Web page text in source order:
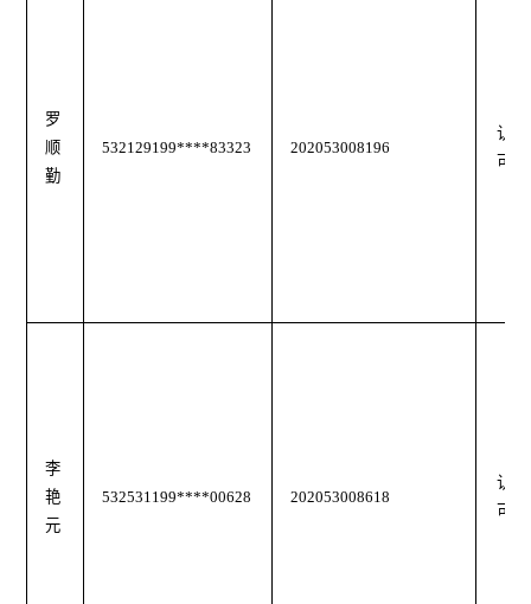
罗
顺
勤
532129199****83323 202053008196
认
可
李
艳
元
532531199****00628 202053008618
认
可